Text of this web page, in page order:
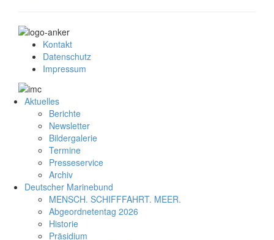
Kontakt
Datenschutz
Impressum
Aktuelles
Berichte
Newsletter
Bildergalerie
Termine
Presseservice
Archiv
Deutscher Marinebund
MENSCH. SCHIFFFAHRT. MEER.
Abgeordnetentag 2026
Historie
Präsidium